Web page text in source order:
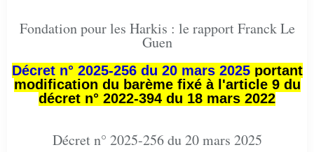
Fondation pour les Harkis : le rapport Franck Le
Guen
Décret n° 2025-256 du 20 mars 2025portant
modification du barème fixé à l'article 9 du
décret n° 2022-394 du 18 mars 2022
Décret n° 2025-256 du 20 mars 2025